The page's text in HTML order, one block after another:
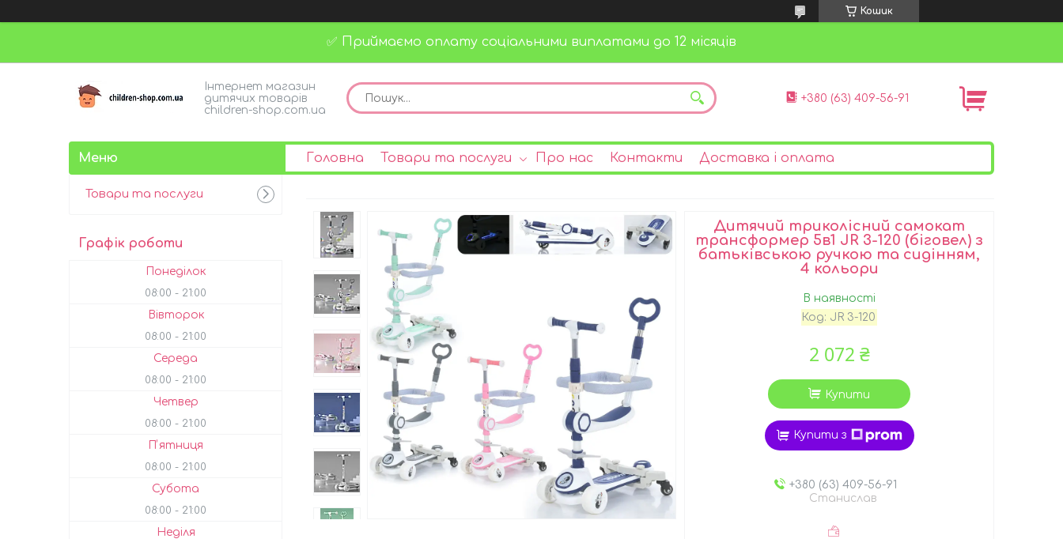
Кошик
✅ Приймаємо оплату соціальними виплатами до 12 місяців
Інтернет магазин
дитячих товарів
children-shop.com.ua
+380 (63) 409-56-91
Головна Товари та послуги Про нас Контакти Доставка і оплата
Дитячий триколісний самокат
трансформер 5в1 JR 3-120 (біговел) з
батьківською ручкою та сидінням,
4 кольори
В наявності
Код: JR 3-120
2 072 ₴
Купити
Купити з
+380 (63) 409-56-91
Станислав
Товари та послуги
Графік роботи
Понеділок
08:00 21:00
Вівторок
08:00 21:00
Середа
08:00 21:00
Четвер
08:00 21:00
Пʼятниця
08:00 21:00
Субота
08:00 21:00
Неділя